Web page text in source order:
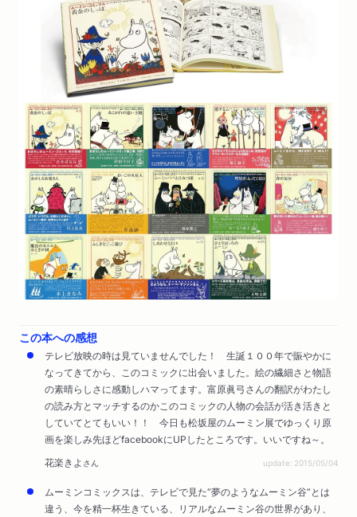
この本への感想
テレビ放映の時は見ていませんでした！ 生誕１００年で賑やかに
なってきてから、このコミックに出会いました。絵の繊細さと物語
の素晴らしさに感動しハマってます。富原眞弓さんの翻訳がわたし
の読み方とマッチするのかこのコミックの人物の会話が活き活きと
していてとてもいい！！ 今日も松坂屋のムーミン展でゆっくり原
画を楽しみ先ほどfacebookにUPしたところです。いいですね～。
花楽きよ さん update: 2015/05/04
ムーミンコミックスは、テレビで見た“夢のようなムーミン谷”とは
違う、今を精一杯生きている、リアルなムーミン谷の世界があり、